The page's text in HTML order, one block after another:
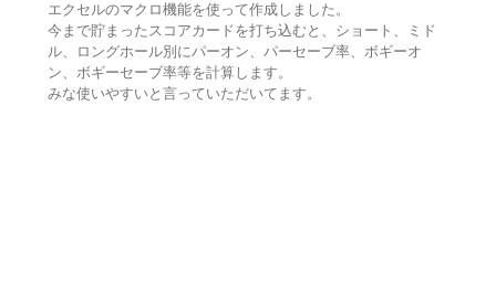
エクセルのマクロ機能を使って作成しました。
今まで貯まったスコアカードを打ち込むと、ショート、ミド
ル、ロングホール別にパーオン、パーセーブ率、ボギーオ
ン、ボギーセーブ率等を計算します。
みな使いやすいと言っていただいてます。